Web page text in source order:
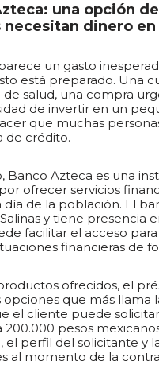
una opción
necesitan dinero en
un gasto
está preparado. Una
salud, una compra
de invertir en un
que muchas
de crédito.
Banco Azteca es una
ofrecer servicios
día de la población. El
y tiene presencia
facilitar el acceso
financieras de
ofrecidos, el
opciones que más llama
el cliente puede
200.000 pesos
el perfil del solicitante y
al momento de la